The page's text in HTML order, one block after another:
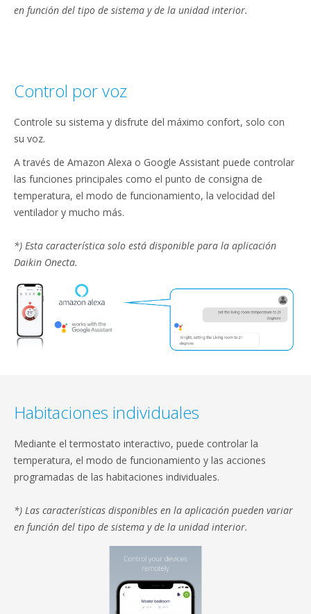
en función del tipo de sistema y de la unidad interior.
Control por voz
Controle su sistema y disfrute del máximo confort, solo con
su voz.
A través de Amazon Alexa o Google Assistant puede controlar
las funciones principales como el punto de consigna de
temperatura, el modo de funcionamiento, la velocidad del
ventilador y mucho más.​
*) Esta característica solo está disponible para la aplicación
Daikin Onecta.
Habitaciones individuales
Mediante el termostato interactivo, puede controlar la
temperatura, el modo de funcionamiento y las acciones
programadas de las habitaciones individuales.
*) Las características disponibles en la aplicación pueden variar
en función del tipo de sistema y de la unidad interior.